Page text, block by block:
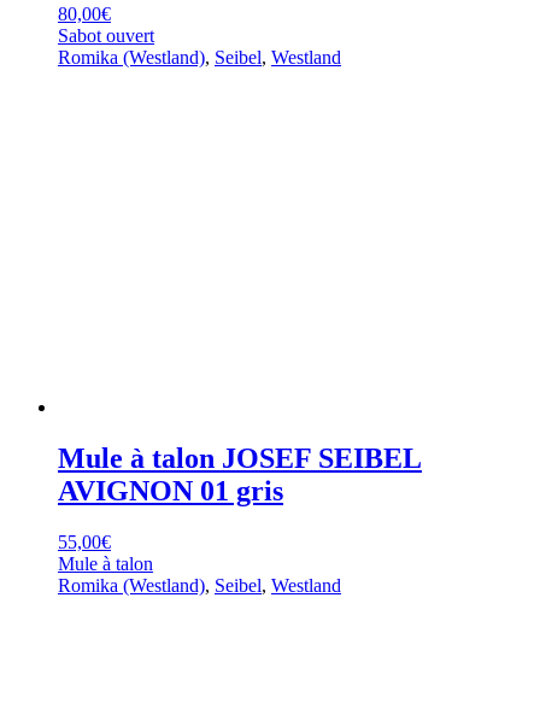
80,00€
Sabot ouvert
Romika (Westland), Seibel, Westland
Mule à talon JOSEF SEIBEL
AVIGNON 01 gris
55,00€
Mule à talon
Romika (Westland), Seibel, Westland